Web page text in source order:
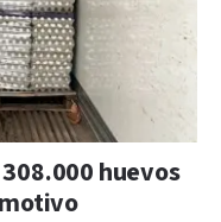
huevos